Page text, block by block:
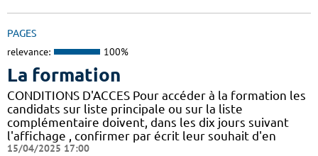
PAGES
relevance: 100%
La formation
CONDITIONS D'ACCES Pour accéder à la formation les
candidats sur liste principale ou sur la liste
complémentaire doivent, dans les dix jours suivant
l'affichage , confirmer par écrit leur souhait d'en
15/04/2025 17:00